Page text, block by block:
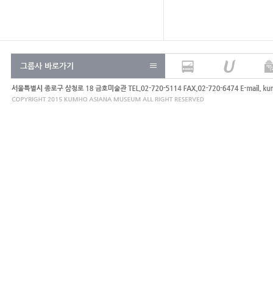
그룹사 바로가기